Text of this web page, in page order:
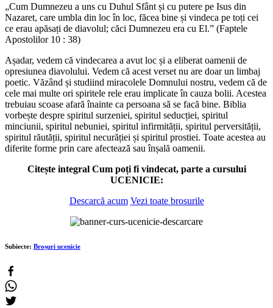
„Cum Dumnezeu a uns cu Duhul Sfânt și cu putere pe Isus din
Nazaret, care umbla din loc în loc, făcea bine și vindeca pe toți cei
ce erau apăsați de diavolul; căci Dumnezeu era cu El.” (Faptele
Apostolilor 10 : 38)
Așadar, vedem că vindecarea a avut loc și a eliberat oamenii de
opresiunea diavolului. Vedem că acest verset nu are doar un limbaj
poetic. Văzând și studiind miracolele Domnului nostru, vedem că de
cele mai multe ori spiritele rele erau implicate în cauza bolii. Acestea
trebuiau scoase afară înainte ca persoana să se facă bine. Biblia
vorbește despre spiritul surzeniei, spiritul seducției, spiritul
minciunii, spiritul nebuniei, spiritul infirmității, spiritul perversității,
spiritul răutății, spiritul necurăției și spiritul prostiei. Toate acestea au
diferite forme prin care afectează sau înșală oamenii.
Citește integral Cum poți fi vindecat, parte a cursului
UCENICIE:
Descarcă acum Vezi toate brosurile
Subiecte: Broșuri ucenicie